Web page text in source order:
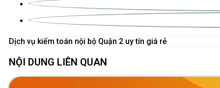
Dịch vụ kiểm toán nội bộ Quận 2 uy tín giá rẻ
NỘI DUNG LIÊN QUAN